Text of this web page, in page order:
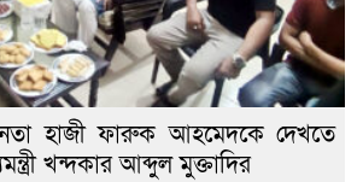
হাজী ফারুক আহমেদকে দেখতে
খন্দকার আব্দুল মুক্তাদির